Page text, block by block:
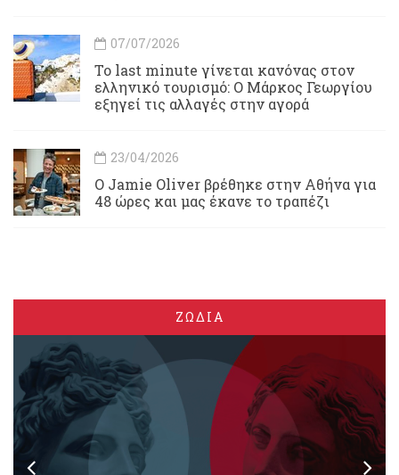
07/07/2026
Το last minute γίνεται κανόνας στον
ελληνικό τουρισμό: Ο Μάρκος Γεωργίου
εξηγεί τις αλλαγές στην αγορά
23/04/2026
Ο Jamie Oliver βρέθηκε στην Αθήνα για
48 ώρες και μας έκανε το τραπέζι
ΖΩΔΙΑ